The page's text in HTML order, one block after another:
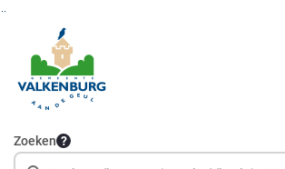
Zoeken